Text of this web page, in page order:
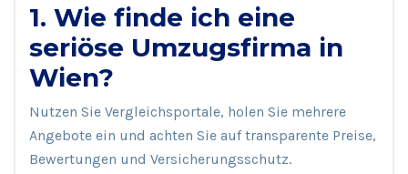
1. Wie finde ich eine
seriöse Umzugsfirma in
Wien?
Nutzen Sie Vergleichsportale, holen Sie mehrere
Angebote ein und achten Sie auf transparente Preise,
Bewertungen und Versicherungsschutz.